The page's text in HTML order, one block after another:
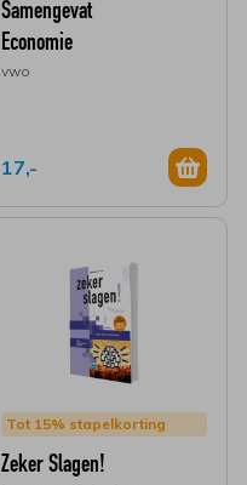
Samengevat
Economie
vwo
17,-
Tot 15% stapelkorting
Zeker Slagen!